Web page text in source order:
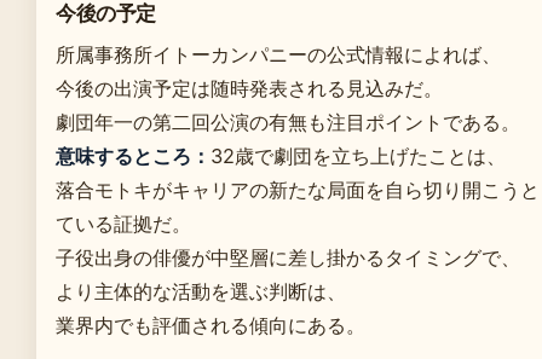
今後の予定
所属事務所イトーカンパニーの公式情報によれば、
今後の出演予定は随時発表される見込みだ。
劇団年一の第二回公演の有無も注目ポイントである。
意味するところ： 32歳で劇団を立ち上げたことは、
落合モトキがキャリアの新たな局面を自ら切り開こう
ている証拠だ。
子役出身の俳優が中堅層に差し掛かるタイミングで、
より主体的な活動を選ぶ判断は、
業界内でも評価される傾向にある。